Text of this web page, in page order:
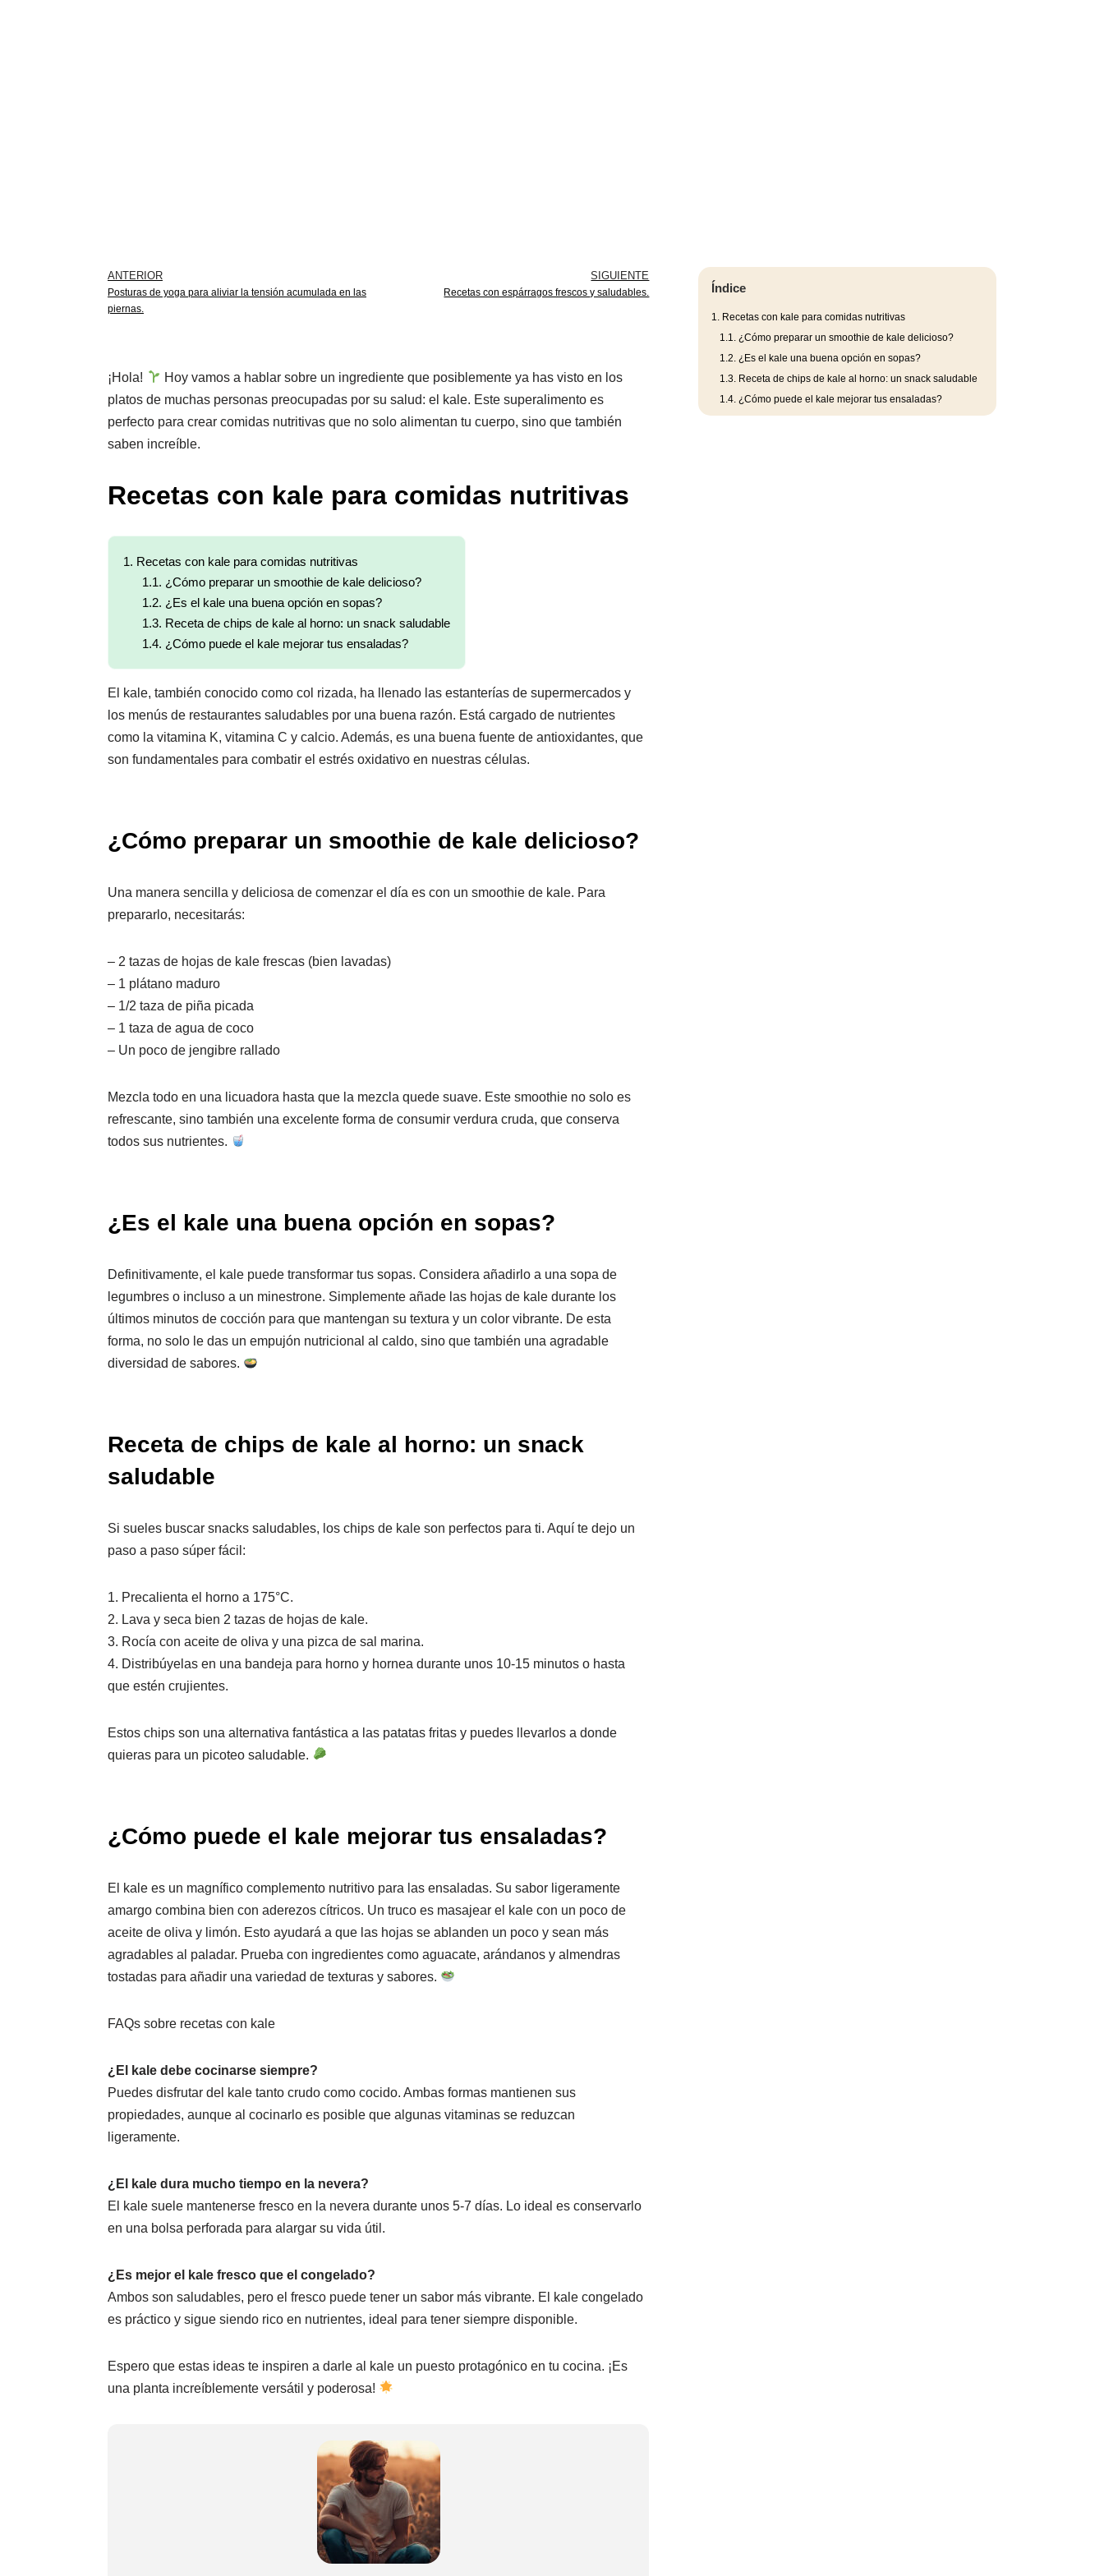
ANTERIOR
Posturas de yoga para aliviar la tensión acumulada en las
piernas.
SIGUIENTE
Recetas con espárragos frescos y saludables.
¡Hola!
Hoy vamos a hablar sobre un ingrediente que posiblemente ya has visto en los
platos de muchas personas preocupadas por su salud: el kale. Este superalimento es
perfecto para crear comidas nutritivas que no solo alimentan tu cuerpo, sino que también
saben increíble.
Recetas con kale para comidas nutritivas
1. Recetas con kale para comidas nutritivas
1.1. ¿Cómo preparar un smoothie de kale delicioso?
1.2. ¿Es el kale una buena opción en sopas?
1.3. Receta de chips de kale al horno: un snack saludable
1.4. ¿Cómo puede el kale mejorar tus ensaladas?
El kale, también conocido como col rizada, ha llenado las estanterías de supermercados y
los menús de restaurantes saludables por una buena razón. Está cargado de nutrientes
como la vitamina K, vitamina C y calcio. Además, es una buena fuente de antioxidantes, que
son fundamentales para combatir el estrés oxidativo en nuestras células.
¿Cómo preparar un smoothie de kale delicioso?
Una manera sencilla y deliciosa de comenzar el día es con un smoothie de kale. Para
prepararlo, necesitarás:
– 2 tazas de hojas de kale frescas (bien lavadas)
– 1 plátano maduro
– 1/2 taza de piña picada
– 1 taza de agua de coco
– Un poco de jengibre rallado
Mezcla todo en una licuadora hasta que la mezcla quede suave. Este smoothie no solo es
refrescante, sino también una excelente forma de consumir verdura cruda, que conserva
todos sus nutrientes.
¿Es el kale una buena opción en sopas?
Definitivamente, el kale puede transformar tus sopas. Considera añadirlo a una sopa de
legumbres o incluso a un minestrone. Simplemente añade las hojas de kale durante los
últimos minutos de cocción para que mantengan su textura y un color vibrante. De esta
forma, no solo le das un empujón nutricional al caldo, sino que también una agradable
diversidad de sabores.
Receta de chips de kale al horno: un snack
saludable
Si sueles buscar snacks saludables, los chips de kale son perfectos para ti. Aquí te dejo un
paso a paso súper fácil:
1. Precalienta el horno a 175°C.
2. Lava y seca bien 2 tazas de hojas de kale.
3. Rocía con aceite de oliva y una pizca de sal marina.
4. Distribúyelas en una bandeja para horno y hornea durante unos 10-15 minutos o hasta
que estén crujientes.
Estos chips son una alternativa fantástica a las patatas fritas y puedes llevarlos a donde
quieras para un picoteo saludable.
¿Cómo puede el kale mejorar tus ensaladas?
El kale es un magnífico complemento nutritivo para las ensaladas. Su sabor ligeramente
amargo combina bien con aderezos cítricos. Un truco es masajear el kale con un poco de
aceite de oliva y limón. Esto ayudará a que las hojas se ablanden un poco y sean más
agradables al paladar. Prueba con ingredientes como aguacate, arándanos y almendras
tostadas para añadir una variedad de texturas y sabores.
FAQs sobre recetas con kale
¿El kale debe cocinarse siempre?
Puedes disfrutar del kale tanto crudo como cocido. Ambas formas mantienen sus
propiedades, aunque al cocinarlo es posible que algunas vitaminas se reduzcan
ligeramente.
¿El kale dura mucho tiempo en la nevera?
El kale suele mantenerse fresco en la nevera durante unos 5-7 días. Lo ideal es conservarlo
en una bolsa perforada para alargar su vida útil.
¿Es mejor el kale fresco que el congelado?
Ambos son saludables, pero el fresco puede tener un sabor más vibrante. El kale congelado
es práctico y sigue siendo rico en nutrientes, ideal para tener siempre disponible.
Espero que estas ideas te inspiren a darle al kale un puesto protagónico en tu cocina. ¡Es
una planta increíblemente versátil y poderosa!
Índice
1.
Recetas con kale para comidas nutritivas
1.1.
¿Cómo preparar un smoothie de kale delicioso?
1.2. ¿Es el kale una buena opción en sopas?
1.3. Receta de chips de kale al horno: un snack saludable
1.4. ¿Cómo puede el kale mejorar tus ensaladas?